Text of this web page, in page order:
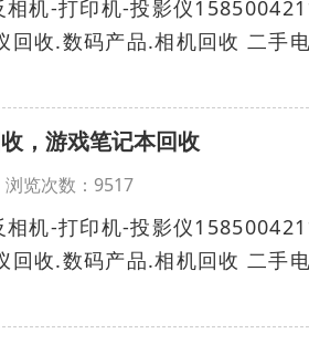
机-打印机-投影仪
回收.数码产品.相机回收 二手
，游戏笔记本回收
览次数：9517
机-打印机-投影仪
回收.数码产品.相机回收 二手